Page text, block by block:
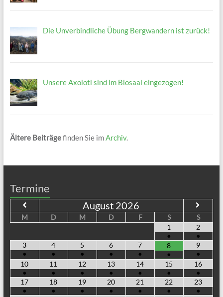
Die Unverbindliche Übung Bergwandern ist zurück!
Unsere Axolotl sind im Biosaal eingezogen!
Ältere Beiträgefinden Sie im Archiv.
Termine
August 2026
M D M D F S
S
1
•
2
•
3
•
4
•
5
•
6
•
7
•
8
•
9
•
10
•
11
•
12
•
13
•
14
•
15
•
16
•
17
•
18
•
19
•
20
•
21
•
22
•
23
•